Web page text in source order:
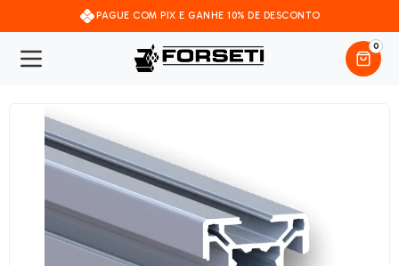
PAGUE COM PIX E GANHE 10% DE DESCONTO
0